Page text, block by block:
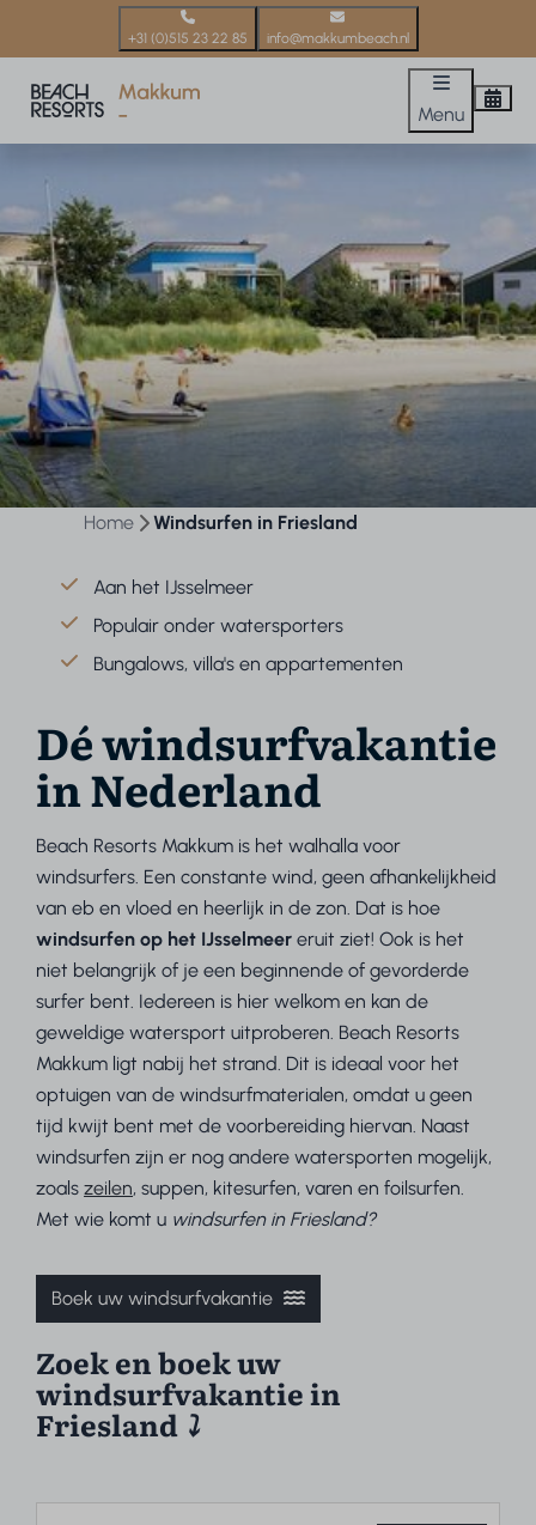
+31 (0)515 23 22 85 info@makkumbeach.nl
Menu
Home Windsurfen in Friesland
Aan het IJsselmeer
Populair onder watersporters
Bungalows, villa's en appartementen
Dé windsurfvakantie
in Nederland
Beach Resorts Makkum is het walhalla voor
windsurfers. Een constante wind, geen afhankelijkheid
van eb en vloed en heerlijk in de zon. Dat is hoe
windsurfen op het IJsselmeer eruit ziet! Ook is het
niet belangrijk of je een beginnende of gevorderde
surfer bent. Iedereen is hier welkom en kan de
geweldige watersport uitproberen. Beach Resorts
Makkum ligt nabij het strand. Dit is ideaal voor het
optuigen van de windsurfmaterialen, omdat u geen
tijd kwijt bent met de voorbereiding hiervan. Naast
windsurfen zijn er nog andere watersporten mogelijk,
zoalszeilen, suppen, kitesurfen, varen en foilsurfen.
Met wie komt u windsurfen in Friesland?
Boek uw windsurfvakantie
Zoek en boek uw
windsurfvakantie in
Friesland ⤵︎